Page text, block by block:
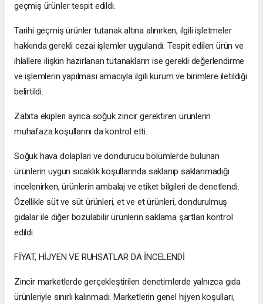
geçmiş ürünler tespit edildi.
Tarihi geçmiş ürünler tutanak altına alınırken, ilgili işletmeler
hakkında gerekli cezai işlemler uygulandı. Tespit edilen ürün ve
ihlallere ilişkin hazırlanan tutanakların ise gerekli değerlendirme
ve işlemlerin yapılması amacıyla ilgili kurum ve birimlere iletildiği
belirtildi.
Zabıta ekipleri ayrıca soğuk zincir gerektiren ürünlerin
muhafaza koşullarını da kontrol etti.
Soğuk hava dolapları ve dondurucu bölümlerde bulunan
ürünlerin uygun sıcaklık koşullarında saklanıp saklanmadığı
incelenirken, ürünlerin ambalaj ve etiket bilgileri de denetlendi.
Özellikle süt ve süt ürünleri, et ve et ürünleri, dondurulmuş
gıdalar ile diğer bozulabilir ürünlerin saklama şartları kontrol
edildi.
FİYAT, HİJYEN VE RUHSATLAR DA İNCELENDİ
Zincir marketlerde gerçekleştirilen denetimlerde yalnızca gıda
ürünleriyle sınırlı kalınmadı. Marketlerin genel hijyen koşulları,